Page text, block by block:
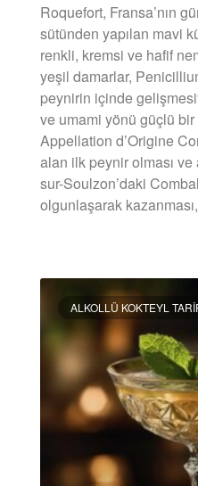
Roquefort, Fransa’nın
sütünden yapılan mavi
renkli, kremsi ve hafif
yeşil damarlar,
peynirin içinde
ve umami yönü güçlü bir
Appellation d’Origine
alan ilk peynir olması ve
sur-Soulzon’daki
olgunlaşarak kazanması,
ALKOLLÜ KOKTEYL